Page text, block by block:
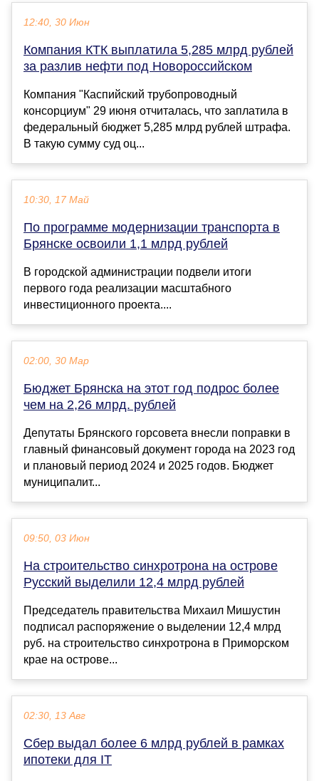
12:40, 30 Июн
Компания КТК выплатила 5,285 млрд рублей
за разлив нефти под Новороссийском
Компания "Каспийский трубопроводный
консорциум" 29 июня отчиталась, что заплатила в
федеральный бюджет 5,285 млрд рублей штрафа.
В такую сумму суд оц...
10:30, 17 Май
По программе модернизации транспорта в
Брянске освоили 1,1 млрд рублей
В городской администрации подвели итоги
первого года реализации масштабного
инвестиционного проекта....
02:00, 30 Мар
Бюджет Брянска на этот год подрос более
чем на 2,26 млрд. рублей
Депутаты Брянского горсовета внесли поправки в
главный финансовый документ города на 2023 год
и плановый период 2024 и 2025 годов. Бюджет
муниципалит...
09:50, 03 Июн
На строительство синхротрона на острове
Русский выделили 12,4 млрд рублей
Председатель правительства Михаил Мишустин
подписал распоряжение о выделении 12,4 млрд
руб. на строительство синхротрона в Приморском
крае на острове...
02:30, 13 Авг
Сбер выдал более 6 млрд рублей в рамках
ипотеки для IT